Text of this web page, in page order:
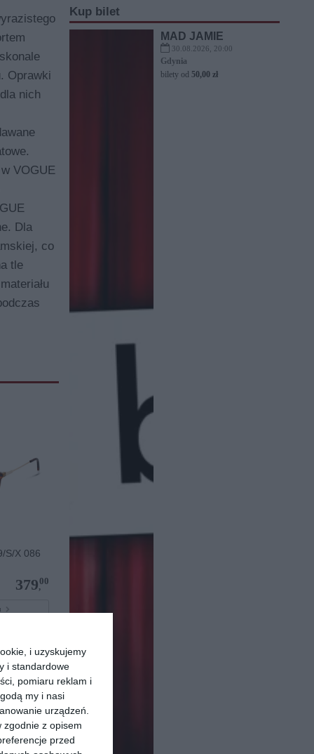
i uzyskujemy
i standardowe
pomiaru reklam i
my i nasi
urządzeń.
zgodnie z opisem
przed
Oprawki
nich
VOGUE
Dla
co
tle
S/X 086
379,
00
Kup bilet
MAD JAMIE
30.08.2026, 20:00
Gdynia
bilety od 50,00 zł